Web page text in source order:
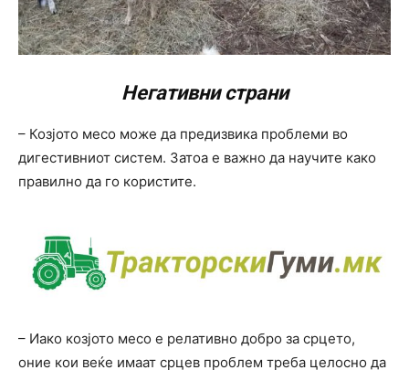
Негативни страни
– Козјото месо може да предизвика проблеми во
дигестивниот систем. Затоа е важно да научите како
правилно да го користите.
– Иако козјото месо е релативно добро за срцето,
оние кои веќе имаат срцев проблем треба целосно да